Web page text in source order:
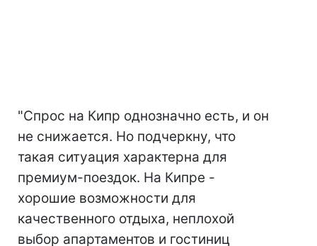
"Спрос на Кипр однозначно есть, и он
не снижается. Но подчеркну, что
такая ситуация характерна для
премиум-поездок. На Кипре -
хорошие возможности для
качественного отдыха, неплохой
выбор апартаментов и гостиниц